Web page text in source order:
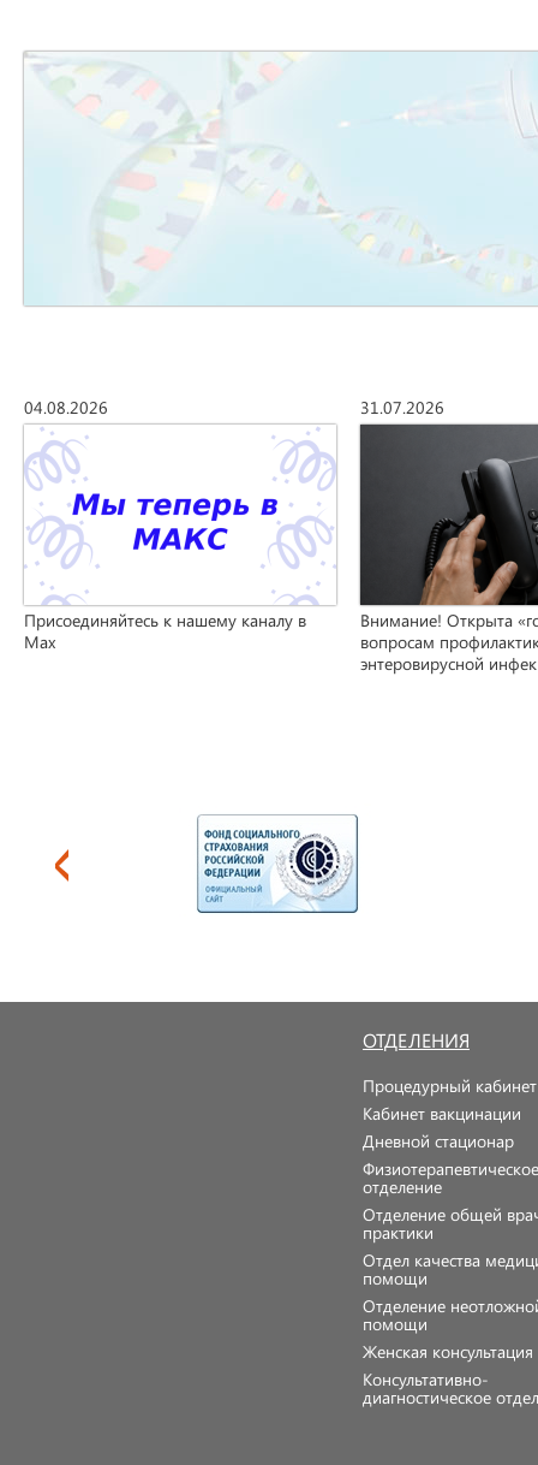
04.08.2026
Присоединяйтесь к нашему каналу в
Max
31.07.2026
Внимание! Открыта
вопросам
энтеровирусной
ОТДЕЛЕНИЯ
Процедурный кабинет
Кабинет вакцинации
Дневной стационар
Физиотерапевтическое
отделение
Отделение общей
практики
Отдел качества
помощи
Отделение
помощи
Женская
Консультативно-
диагностическое